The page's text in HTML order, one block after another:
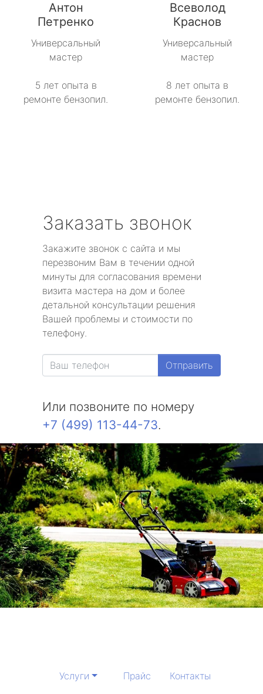
Антон
Петренко
Универсальный
мастер
5 лет опыта в
ремонте бензопил.
Всеволод
Краснов
Универсальный
мастер
8 лет опыта в
ремонте бензопил.
Заказать звонок
Закажите звонок с сайта и мы
перезвоним Вам в течении одной
минуты для согласования времени
визита мастера на дом и более
детальной консультации решения
Вашей проблемы и стоимости по
телефону.
Отправить
Или позвоните по номеру
+7 (499) 113-44-73.
Услуги Прайс
Контакты